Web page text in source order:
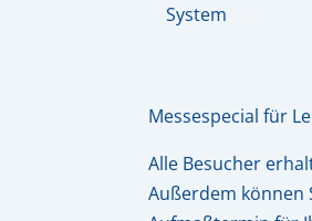
System
Messespecial für
Alle Besucher
Außerdem können